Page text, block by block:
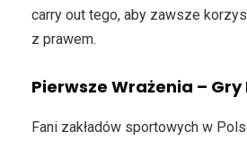
carry out tego, aby zawsze
z prawem.
Pierwsze Wrażenia – Gry
Fani zakładów sportowych w